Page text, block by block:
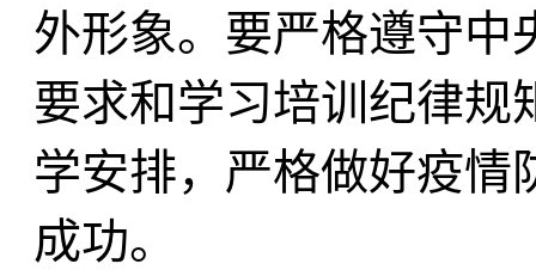
外形象。要严格遵守中
要求和学习培训纪律规
学安排，严格做好疫情
成功。